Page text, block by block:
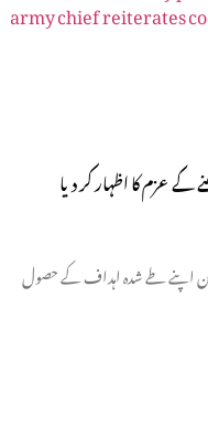
عزم کا اظہار کر دیا
اپنے طے شدہ اہداف کے حصول